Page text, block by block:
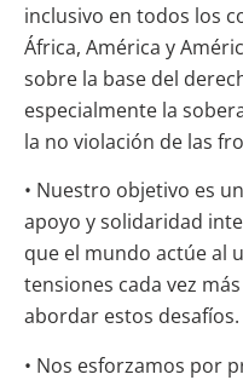
inclusivo en todos los
África, América y
sobre la base del
especialmente la
la no violación de las
• Nuestro objetivo es
apoyo y solidaridad
que el mundo actúe al
tensiones cada vez
abordar estos desafíos.
• Nos esforzamos por